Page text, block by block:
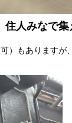
住人みなで集
）もあります